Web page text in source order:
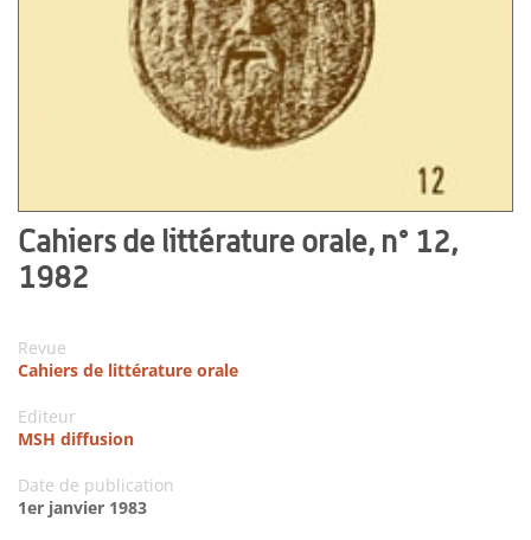
Cahiers de littérature orale, n° 12,
1982
Revue
Cahiers de littérature orale
Editeur
MSH diffusion
Date de publication
1er janvier 1983